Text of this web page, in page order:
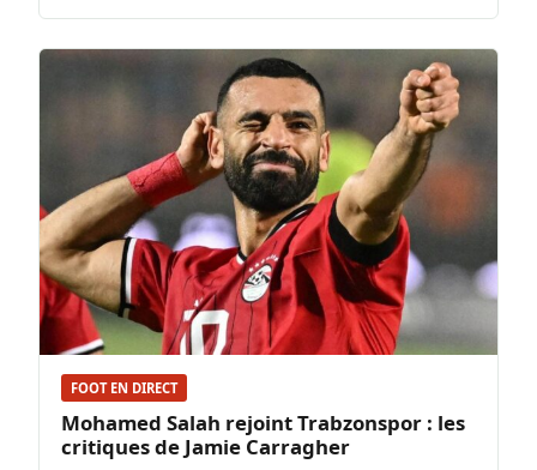
FOOT EN DIRECT
Mohamed Salah rejoint Trabzonspor : les
critiques de Jamie Carragher